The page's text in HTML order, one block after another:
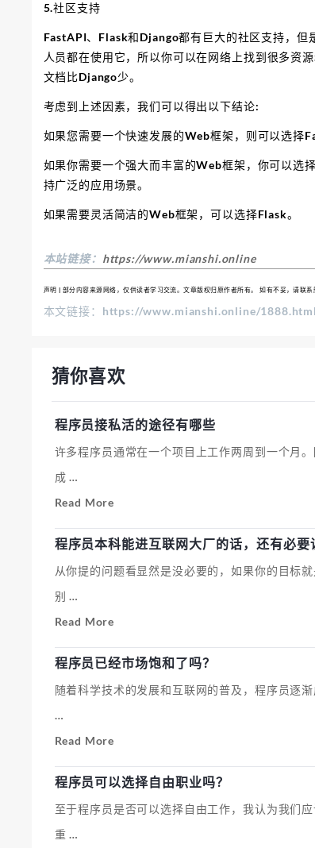
5.社区支持
FastAPI、Flask和Django都有巨大的社区支持，
人员都在使用它，所以你可以在网络上找到很多资
文档比Django少。
考虑到上述因素，我们可以得出以下结论:
如果您需要一个快速发展的Web框架，则可以选择
如果你需要一个强大而丰富的Web框架，你可以选
持广泛的应用场景。
如果需要灵活简洁的Web框架，可以选择Flask。
本站链接： https://www.mianshi.online
声明 | 部分内容来源网络，仅供读者学习交流。文章版权归原作者所有。 如有不妥，请联系
本文链接：https://www.mianshi.online/1888.html
猜你喜欢
程序员接私活的途径有哪些
许多程序员通常在一个项目上工作两周到一个月
成 …
程
序
员
接
私
活
的
些
Read More
程序员本科能进互联网大厂的话，还有必要
从你提的问题看显然是没必要的，如果你的目标
别 …
程
序
员
本
科
能
进
Read More
程序员已经市场饱和了吗？
随着科学技术的发展和互联网的普及，程序员逐
…
程
序
员
已
经
Read More
程序员可以选择自由职业吗？
至于程序员是否可以选择自由工作，我认为我们
重 …